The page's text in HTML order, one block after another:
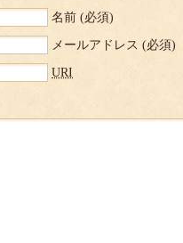
名前 (必須)
メールアドレス (必須)
URI